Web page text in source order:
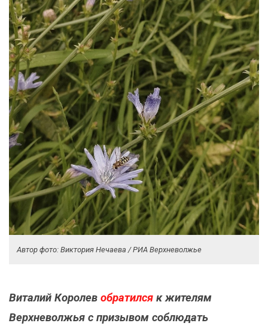
Автор фото: Виктория Нечаева / РИА Верхневолжье
Виталий Королев обратился к жителям
Верхневолжья с призывом соблюдать